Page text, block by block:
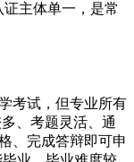
主体单一，是常
考试，但专业所有
、考题灵活、通
、完成答辩即可申